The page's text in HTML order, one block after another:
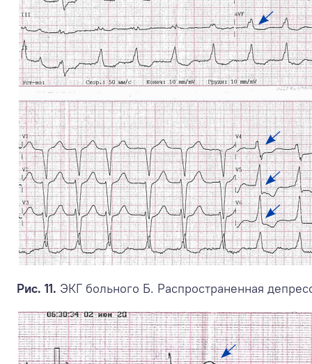
Рис. 11. ЭКГ больного Б. Распространенная